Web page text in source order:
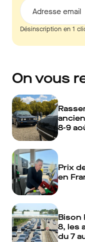
Adresse email
Désinscription en 1
On vous
8-9
Prix
en
Bison
8, les
du 7